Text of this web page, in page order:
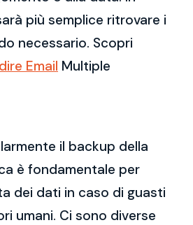
più semplice ritrovare i
necessario. Scopri
Email Multiple
il backup della
è fondamentale per
dei dati in caso di guasti
umani. Ci sono diverse